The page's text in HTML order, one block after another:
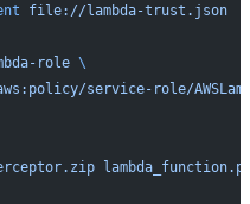
file://lambda-trust.json
role \
service-role/